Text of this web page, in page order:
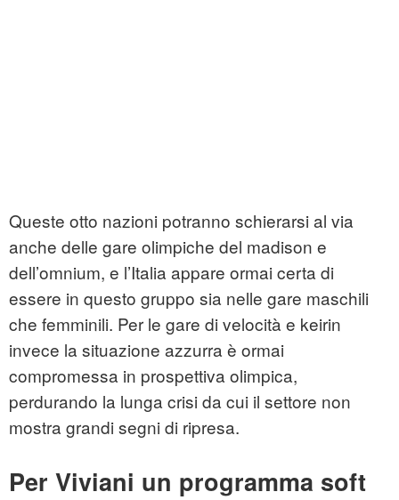
Queste otto nazioni potranno schierarsi al via
anche delle gare olimpiche del madison e
dell’omnium, e l’Italia appare ormai certa di
essere in questo gruppo sia nelle gare maschili
che femminili. Per le gare di velocità e keirin
invece la situazione azzurra è ormai
compromessa in prospettiva olimpica,
perdurando la lunga crisi da cui il settore non
mostra grandi segni di ripresa.
Per Viviani un programma soft